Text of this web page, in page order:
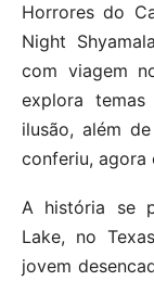
Horrores do
Night
com viagem
explora
ilusão, além
conferiu, agora
A história se
Lake, no
jovem